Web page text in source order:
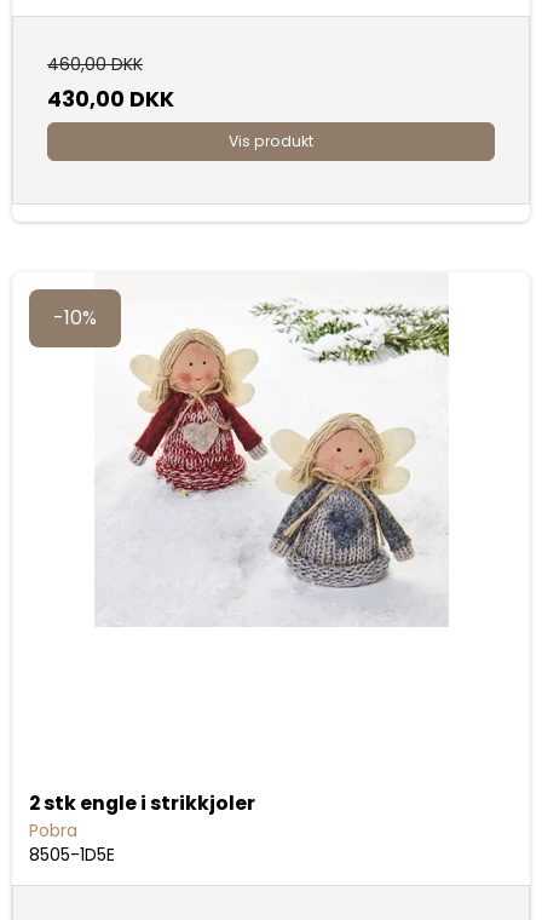
460,00 DKK
430,00 DKK
Vis produkt
-10%
2 stk engle i strikkjoler
Pobra
8505-1D5E